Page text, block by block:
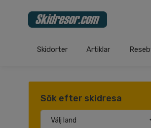
Skidorter Artiklar
Sök efter skidresa